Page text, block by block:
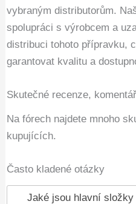
vybraným distributorům.
spolupráci s výrobcem a
distribuci tohoto přípravku,
garantovat kvalitu a
Skutečné recenze,
Na fórech najdete mnoho
kupujících.
Často kladené otázky
Jaké jsou hlavní složky